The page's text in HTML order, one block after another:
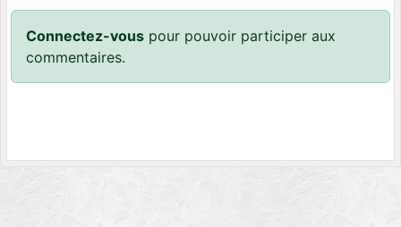
Connectez-vous pour pouvoir participer aux
commentaires.